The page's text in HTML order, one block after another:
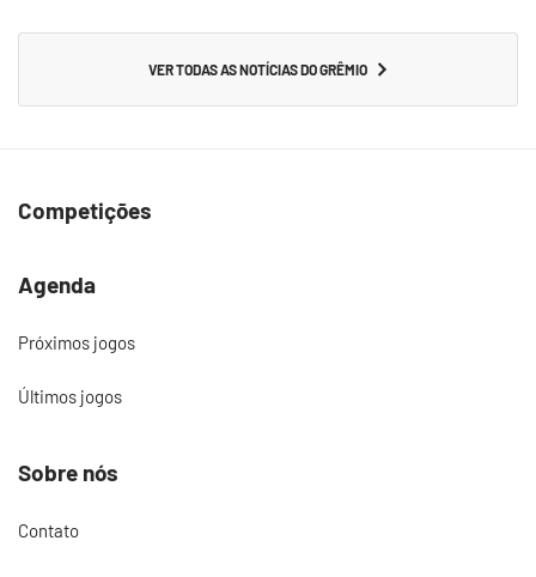
VER TODAS AS NOTÍCIAS DO GRÊMIO
Competições
Agenda
Próximos jogos
Últimos jogos
Sobre nós
Contato